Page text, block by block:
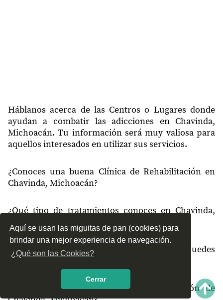
Aquí se usan las miguitas de pan (cookies) para
brindar una mejor experiencia de navegación.
¿Qué son las Cookies?
Cerrar
Háblanos acerca de las Centros o Lugares donde
ayudan a combatir las adicciones en Chavinda,
Michoacán. Tu información será muy valiosa para
aquellos interesados en utilizar sus servicios.
¿Conoces una buena Clínica de Rehabilitación en
Chavinda, Michoacán?
¿Qué tipo de tratamientos conoces en Chavinda,
Michoacán?
¿Cómo es el servicio de las Clínicas que puedes
encontrar en Chavinda, Michoacán?
¿Recomiendas las Clínicas de Rehabilitación de